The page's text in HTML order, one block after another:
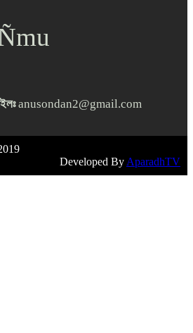
anusondan2@gmail.com
Developed By AparadhTV